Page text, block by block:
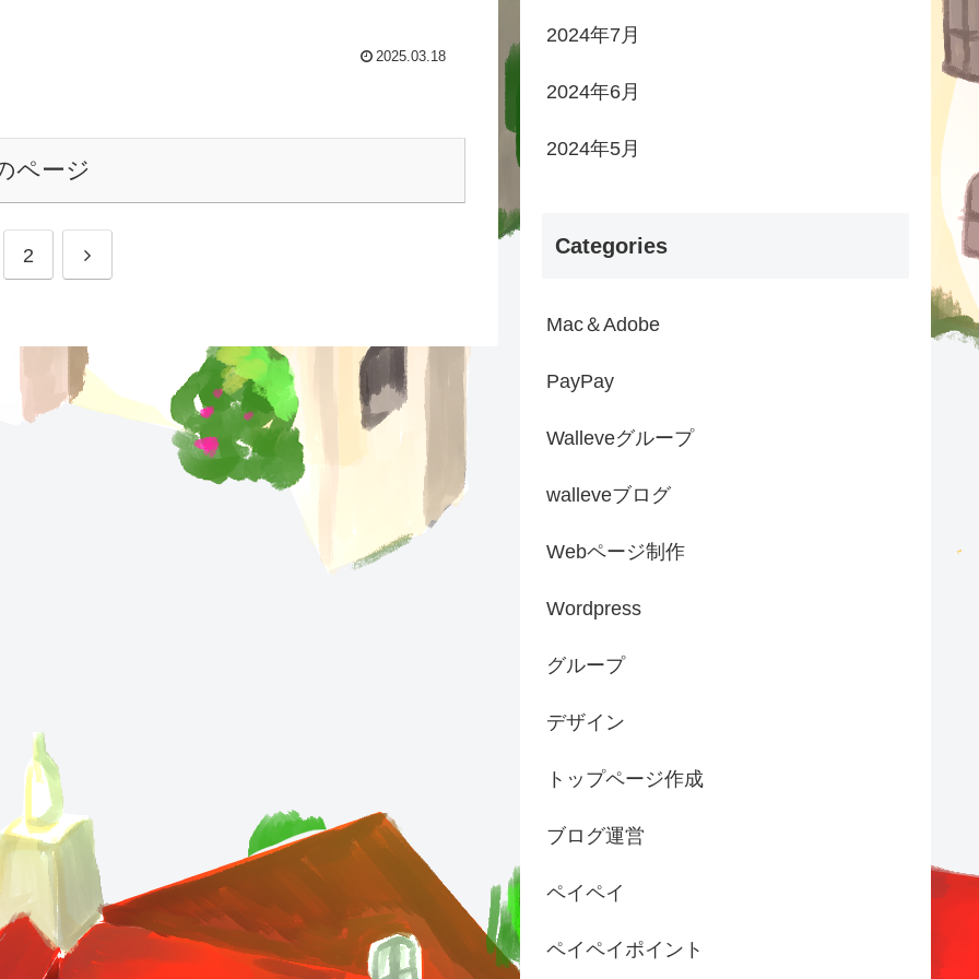
2025.03.18
ページ
2 次
2024年7月
2024年6月
2024年5月
Categories
Mac＆Adobe
PayPay
Walleveグループ
walleveブログ
Webページ制作
Wordpress
グループ
デザイン
トップページ作成
ブログ運営
ペイペイ
ペイペイポイント